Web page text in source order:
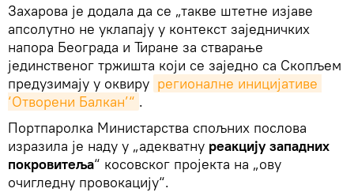
Захарова је додала да се „такве штетне изјаве
апсолутно не уклапају у контекст заједничких
напора Београда и Тиране за стварање
јединственог тржишта који се заједно са Скопљем
предузимају у оквиру регионалне иницијативе
‘Отворени Балкан’“ .
Портпаролка Министарства спољних послова
изразила је наду у „адекватну реакцију западних
покровитеља“ косовског пројекта на „ову
очигледну провокацију“.